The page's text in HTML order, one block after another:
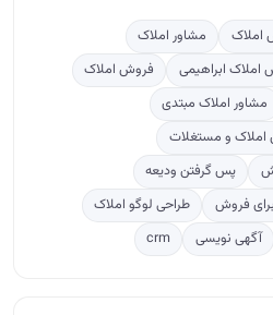
املاک
مشاور املاک
املاک ابراهیمی
فروش املاک
مشاور املاک مبتدی
املاک و مستغلات
پس گرفتن ودیعه
فروش
طراحی لوگو املاک
آگهی نویسی crm